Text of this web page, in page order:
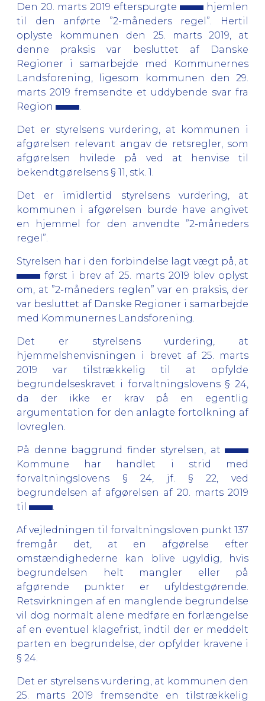
Den 20. marts 2019 efterspurgte
hjemlen
til den anførte ”2-måneders regel”. Hertil
oplyste kommunen den 25. marts 2019, at
denne praksis var besluttet af Danske
Regioner i samarbejde med Kommunernes
Landsforening, ligesom kommunen den 29.
marts 2019 fremsendte et uddybende svar fra
Region
Det er styrelsens vurdering, at kommunen i
afgørelsen relevant angav de retsregler, som
afgørelsen hvilede på ved at henvise til
bekendtgørelsens § 11, stk. 1.
Det er imidlertid styrelsens vurdering, at
kommunen i afgørelsen burde have angivet
en hjemmel for den anvendte ”2-måneders
regel”.
Styrelsen har i den forbindelse lagt vægt på, at
først i brev af 25. marts 2019 blev oplyst
om, at ”2-måneders reglen” var en praksis, der
var besluttet af Danske Regioner i samarbejde
med Kommunernes Landsforening.
Det er styrelsens vurdering, at
hjemmelshenvisningen i brevet af 25. marts
2019 var tilstrækkelig til at opfylde
begrundelseskravet i forvaltningslovens § 24,
da der ikke er krav på en egentlig
argumentation for den anlagte fortolkning af
lovreglen.
På denne baggrund finder styrelsen, at
Kommune har handlet i strid med
forvaltningslovens § 24, jf. § 22, ved
begrundelsen af afgørelsen af 20. marts 2019
til
Af vejledningen til forvaltningsloven punkt 137
fremgår det, at en afgørelse efter
omstændighederne kan blive ugyldig, hvis
begrundelsen helt mangler eller på
afgørende punkter er ufyldestgørende.
Retsvirkningen af en manglende begrundelse
vil dog normalt alene medføre en forlængelse
af en eventuel klagefrist, indtil der er meddelt
parten en begrundelse, der opfylder kravene i
§ 24.
Det er styrelsens vurdering, at kommunen den
25. marts 2019 fremsendte en tilstrækkelig